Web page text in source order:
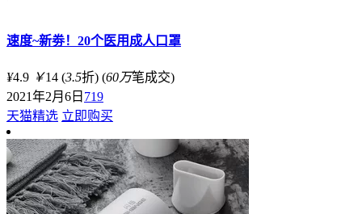
速度~新劵！20个医用成人口罩
¥4.9 ￥14 (3.5折) (60万笔成交)
2021年2月6日 719
天猫精选 立即购买